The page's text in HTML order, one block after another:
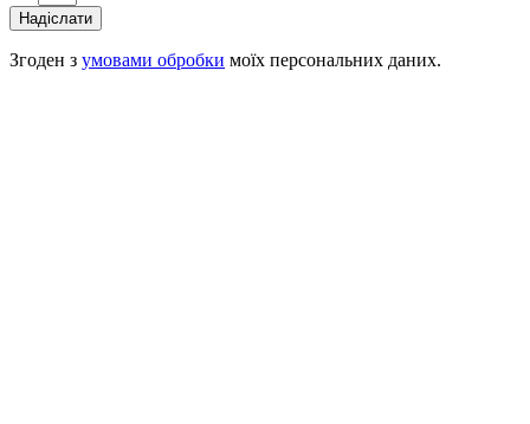
Надіслати
Згоден з умовами обробки моїх персональних даних.